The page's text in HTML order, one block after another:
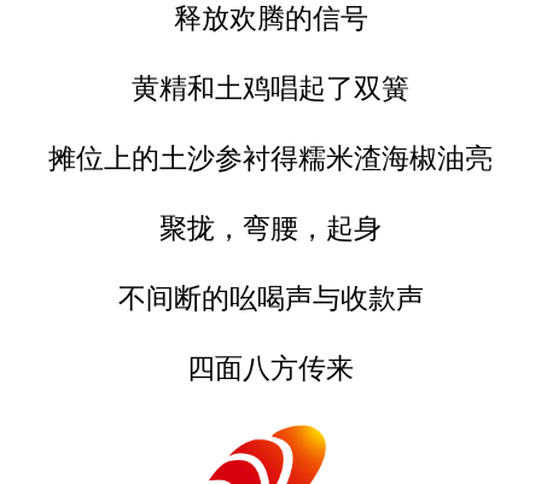
释放欢腾的信号
黄精和土鸡唱起了双簧
摊位上的土沙参衬得糯米渣海椒油亮
聚拢，弯腰，起身
不间断的吆喝声与收款声
四面八方传来